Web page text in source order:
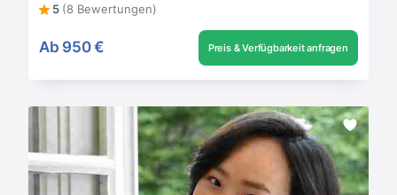
5 (8 Bewertungen)
Ab 950 € Preis & Verfügbarkeit anfragen